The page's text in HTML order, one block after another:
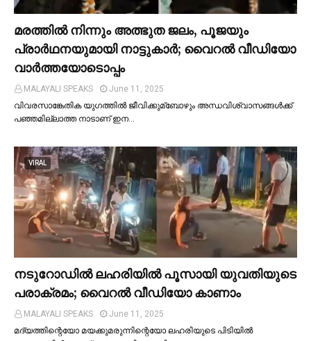
മരത്തില്‍ നിന്നും അത്ഭുത ജലം, പൂജയും
പ്രാര്‍ഥനയുമായി നാട്ടുകാര്‍; വൈറൽ വീഡിയോ
വാർത്തയോടൊപ്പം
MALAYALI SPEAKS
June 11, 2025
വിവരസാങ്കേതിക യുഗത്തില്‍ ജീവിക്കുമ്ബോഴും അന്ധവിശ്വാസങ്ങള്‍ക്ക്
പഞ്ഞമില്ലാത്ത നാടാണ് ഇന…
VIRAL
നടുറോഡില്‍ ലഹരിയില്‍ പൂസായി യുവതിയുടെ
പരാക്രമം; വൈറൽ വീഡിയോ കാണാം
MALAYALI SPEAKS
June 11, 2025
മദ്യത്തിന്റെയോ മയക്കുമരുന്നിന്റെയോ ലഹരിയുടെ പിടിയില്‍